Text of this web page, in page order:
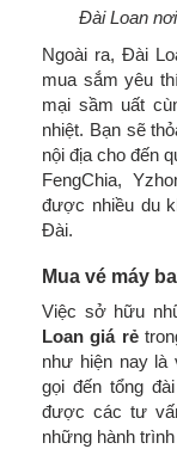
Đài Loan
Ngoài ra, Đài
mua sắm yêu
mại sầm uất
nhiệt. Bạn sẽ
nội địa cho đến
FengChia,
được nhiều du
Đài.
Mua vé máy
Việc sở hữu
Loan giá rẻ
như hiện nay là
gọi đến tổng
được các tư
những hành